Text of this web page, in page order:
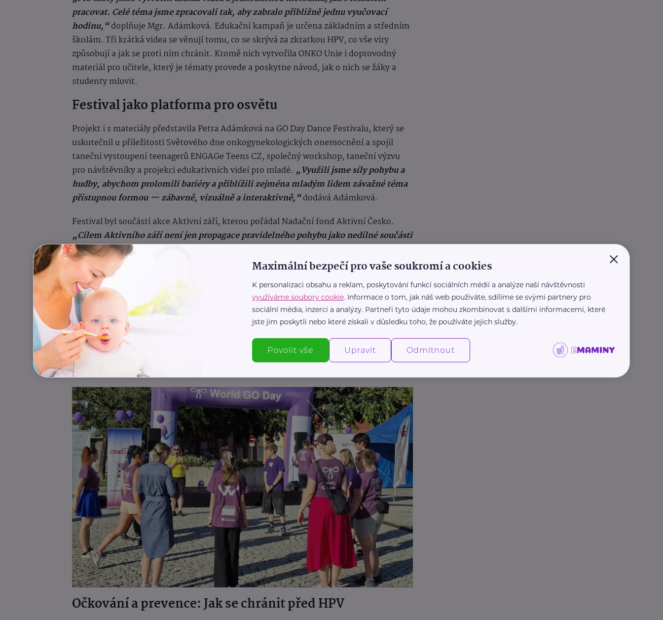
pracovat. Celé téma jsme zpracovali tak, aby zabralo přibližně jednu vyučovací
hodinu,“doplňuje Mgr. Adámková. Edukační kampaň je určena základním a středním
školám. Tři krátká videa se věnují tomu, co se skrývá za zkratkou HPV, co vše viry
způsobují a jak se proti nim chránit. Kromě nich vytvořila ONKO Unie i doprovodný
materiál pro učitele, který je tématy provede a poskytne návod, jak o nich se žáky a
studenty mluvit.
Festival jako platforma pro osvětu
Projekt i s materiály představila Petra Adámková na GO Day Dance Festivalu, který se
uskutečnil u příležitosti Světového dne onkogynekologických onemocnění a spojil
taneční vystoupení teenagerů ENGAGe Teens CZ, společný workshop, taneční výzvu
pro návštěvníky a projekci edukativních videí pro mladé. „Využili jsme síly pohybu a
hudby, abychom prolomili bariéry a přiblížili zejména mladým lidem závažné téma
přístupnou formou — zábavně, vizuálně a interaktivně,“dodává Adámková.
Festival byl součástí akce Aktivní září, kterou pořádal Nadační fond Aktivní Česko.
„Cílem Aktivního září není jen propagace pravidelného pohybu jako nedílné součásti
fyzického a duševního zdraví. Jde o výzvu k aktivnímu přístupu k životu a péči o
sebe. GO Day Dance Festival do tohoto konceptu skvěle zapadl,“ uvedla zakladatelka
Aktivního Česka, prezidentka České komory fitness a viceprezidentka Hospodářské
komory ČR Jana Havrdová, která festival přišla osobně podpořit.
„Na zdraví každého z nás záleží. To je důvod, proč jsme rádi festival podpořili a proč
se tématu prevence a péče o zdraví jednotlivců i širší komunity aktivně věnujeme i
v Hospodářské komoře ČR prostřednictvím iniciativy Women4Health. Chceme
proměňovat slova v činy,“
doplnila další účastnice festivalu, ředitelka pro vnější
vztahy společnosti MSD Česká republika Eva Karásková.
Očkování a prevence: Jak se chránit před HPV
×
Maximální bezpečí pro vaše soukromí a cookies
K personalizaci obsahu a reklam, poskytování funkcí sociálních médií a analýze naší návštěvnosti
využíváme soubory cookie. Informace o tom, jak náš web používáte, sdílíme se svými partnery pro
sociální média, inzerci a analýzy. Partneři tyto údaje mohou zkombinovat s dalšími informacemi, které
jste jim poskytli nebo které získali v důsledku toho, že používáte jejich služby.
Povolit vše Upravit Odmítnout